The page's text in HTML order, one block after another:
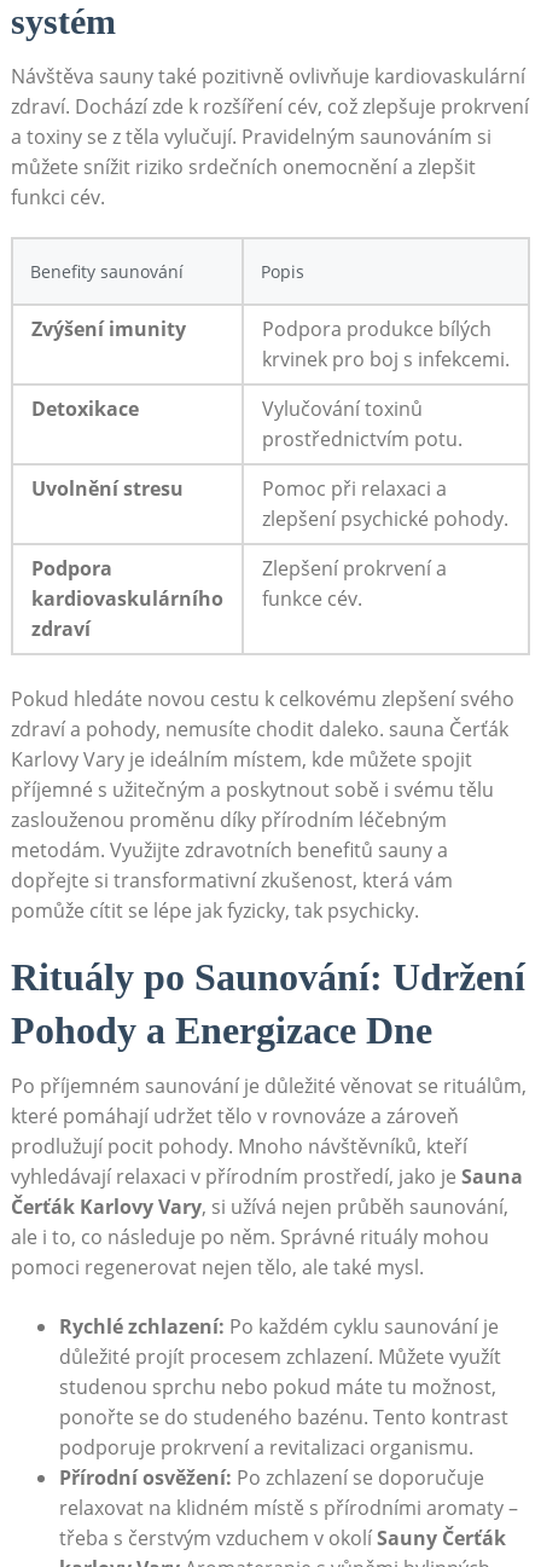
systém
Návštěva ​sauny‌ také pozitivně ovlivňuje kardiovaskulární
zdraví. Dochází zde k rozšíření cév, což ⁣zlepšuje prokrvení
a toxiny se⁣ z těla vylučují. Pravidelným saunováním⁣ si
můžete‌ snížit riziko srdečních ⁣onemocnění a zlepšit‌
funkci cév.
Benefity ⁢saunování Popis
Zvýšení imunity
Podpora ​produkce bílých
krvinek pro boj s infekcemi.
Detoxikace
Vylučování toxinů
prostřednictvím potu.
Uvolnění stresu
Pomoc při relaxaci a
zlepšení psychické pohody.
Podpora‍
kardiovaskulárního
⁤zdraví
Zlepšení prokrvení a
funkce cév.
Pokud hledáte novou cestu k celkovému zlepšení svého
zdraví a pohody, nemusíte chodit daleko.​ sauna Čerťák
Karlovy ​Vary je ideálním místem, kde můžete spojit
příjemné s užitečným a poskytnout sobě i svému tělu
⁤zaslouženou ⁢proměnu díky⁣ přírodním léčebným
metodám.‍ Využijte zdravotních ⁣benefitů sauny‌ a
dopřejte si transformativní zkušenost,⁣ která vám
⁣pomůže cítit se lépe jak fyzicky,⁣ tak psychicky.
Rituály po Saunování: ⁢Udržení
Pohody a Energizace⁤ Dne
Po příjemném saunování je důležité věnovat se rituálům,
⁣které pomáhají udržet tělo ⁤v rovnováze a zároveň⁢
prodlužují pocit pohody. Mnoho návštěvníků, kteří
vyhledávají relaxaci v přírodním⁢ prostředí, jako​ je Sauna⁢
Čerťák ‍Karlovy ⁣Vary, si užívá nejen průběh saunování,
ale ‌i to, co​ následuje po⁤ něm. Správné rituály mohou
pomoci regenerovat nejen tělo, ale také⁤ mysl.
Rychlé ⁢zchlazení: Po‌ každém cyklu saunování je
důležité projít procesem zchlazení.⁢ Můžete využít
studenou sprchu nebo pokud máte tu možnost,⁤
ponořte se do studeného bazénu.⁤ Tento kontrast⁢
podporuje prokrvení a⁣ revitalizaci organismu.
Přírodní ⁤osvěžení: Po⁤ zchlazení se doporučuje
relaxovat na klidném místě s přírodními ​aromaty –
třeba s čerstvým vzduchem v okolíSauny⁢ Čerťák⁣